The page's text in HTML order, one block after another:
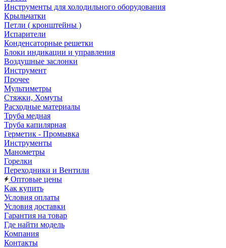
Инструменты для холодильного оборудования
Крыльчатки
Петли ( кронштейны )
Испарители
Конденсаторные решетки
Блоки индикации и управления
Воздушные заслонки
Инструмент
Прочее
Мультиметры
Стяжки, Хомуты
Расходные материалы
Труба медная
Труба капилярная
Герметик - Промывка
Инструменты
Манометры
Горелки
Переходники и Вентили
Оптовые цены
Как купить
Условия оплаты
Условия доставки
Гарантия на товар
Где найти модель
Компания
Контакты